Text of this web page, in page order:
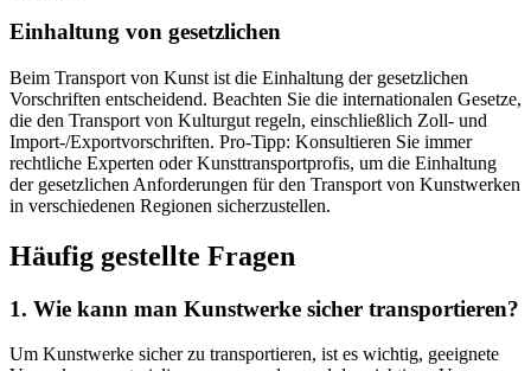
Einhaltung von gesetzlichen
Beim Transport von Kunst ist die Einhaltung der gesetzlichen
Vorschriften entscheidend. Beachten Sie die internationalen Gesetze,
die den Transport von Kulturgut regeln, einschließlich Zoll- und
Import-/Exportvorschriften. Pro-Tipp: Konsultieren Sie immer
rechtliche Experten oder Kunsttransportprofis, um die Einhaltung
der gesetzlichen Anforderungen für den Transport von Kunstwerken
in verschiedenen Regionen sicherzustellen.
Häufig gestellte Fragen
1. Wie kann man Kunstwerke sicher transportieren?
Um Kunstwerke sicher zu transportieren, ist es wichtig, geeignete